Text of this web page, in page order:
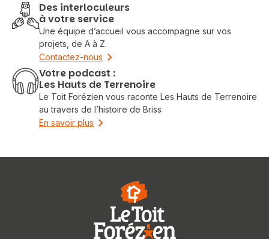
Des interloculeurs
à votre service
Une équipe d’accueil vous accompagne sur vos
projets, de A à Z.
Contactez-nous
Votre podcast :
Les Hauts de Terrenoire
Le Toit Forézien vous raconte Les Hauts de Terrenoire
au travers de l’histoire de Briss
En savoir plus